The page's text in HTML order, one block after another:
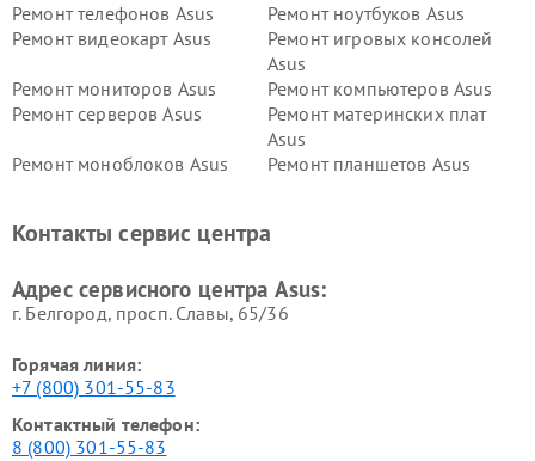
Ремонт телефонов Asus
Ремонт ноутбуков Asus
Ремонт видеокарт Asus
Ремонт игровых консолей
Asus
Ремонт мониторов Asus
Ремонт компьютеров Asus
Ремонт серверов Asus
Ремонт материнских плат
Asus
Ремонт моноблоков Asus
Ремонт планшетов Asus
Контакты сервис центра
Адрес сервисного центра Asus:
г. Белгород, просп. Славы, 65/36
Горячая линия:
+7 (800) 301-55-83
Контактный телефон:
8 (800) 301-55-83